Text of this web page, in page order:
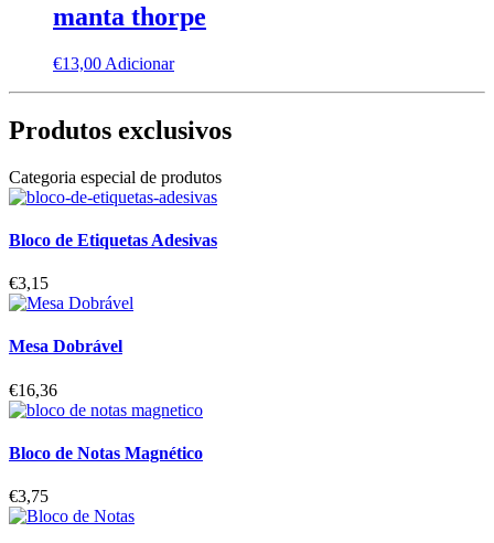
manta thorpe
€13,00 Adicionar
Produtos exclusivos
Categoria especial de produtos
Bloco de Etiquetas Adesivas
€3,15
Mesa Dobrável
€16,36
Bloco de Notas Magnético
€3,75